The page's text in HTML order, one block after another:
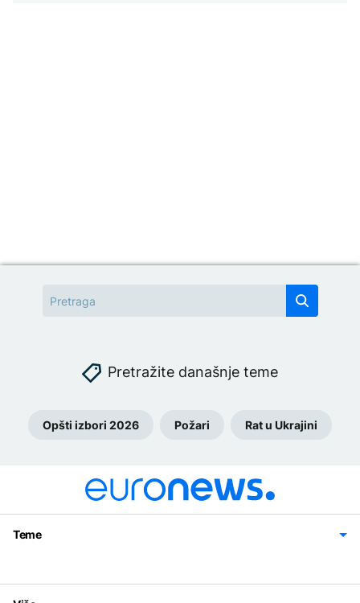
Pretražite današnje teme
Opšti izbori 2026 Požari Rat u Ukrajini
Teme
Svijet
Sport